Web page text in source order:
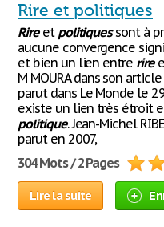
Rire et politiques
Rireet politiquessont à
aucune convergence
et bien un lien entre rire
M MOURA dans son
parut dans Le Monde le
existe un lien très étroit
politique. Jean-Michel
parut en 2007,
304 Mots / 2 Pages
Lire la suite